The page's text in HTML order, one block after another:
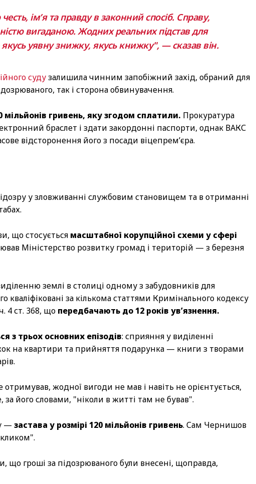
ім’я та правду в законний спосіб. Справу,
вигаданою. Жодних реальних підстав для
уявну знижку, якусь книжку", — сказав він.
судузалишила чинним запобіжний захід, обраний для
так і сторона обвинувачення.
мільйонів гривень, яку згодом сплатили. Прокуратура
браслет і здати закордонні паспорти, однак ВАКС
відсторонення його з посади віцепрем’єра.
у зловживанні службовим становищем та в отриманні
що стосується масштабної корупційної схеми у сфері
Міністерство розвитку громад і територій — з березня
землі в столиці одному з забудовників для
за кількома статтями Кримінального кодексу
4 ст. 368, що передбачають до 12 років ув’язнення.
з трьох основних епізодів: сприяння у виділенні
на квартири та прийняття подарунка — книги з творами
жодної вигоди не мав і навіть не орієнтується,
його словами, "ніколи в житті там не бував".
— застава у розмірі 120 мільйонів гривень. Сам Чернишов
гроші за підозрюваного були внесені, щоправда,